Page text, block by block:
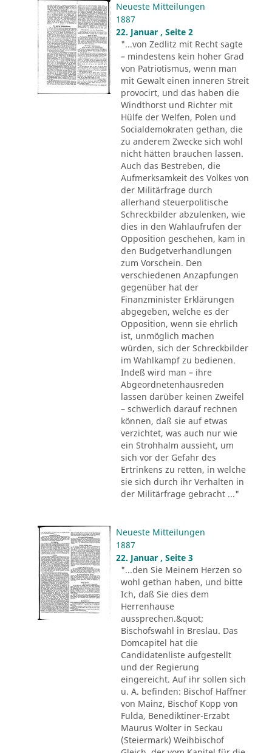
Neueste Mitteilungen
1887
22. Januar , Seite 2
"...von Zedlitz mit Recht sagte
– mindestens kein hoher Grad
von Patriotismus, wenn man
mit Gewalt einen inneren Streit
provocirt, und das haben die
Windthorst und Richter mit
Hülfe der Welfen, Polen und
Socialdemokraten gethan, die
zu anderem Zwecke sich wohl
nicht hätten brauchen lassen.
Auch das Bestreben, die
Aufmerksamkeit des Volkes von
der Militärfrage durch
allerhand steuerpolitische
Schreckbilder abzulenken, wie
dies in den Wahlaufrufen der
Opposition geschehen, kam in
den Budgetverhandlungen
zum Vorschein. Den
verschiedenen Anzapfungen
gegenüber hat der
Finanzminister Erklärungen
abgegeben, welche es der
Opposition, wenn sie ehrlich
ist, unmöglich machen
würden, sich der Schreckbilder
im Wahlkampf zu bedienen.
Indeß wird man – ihre
Abgeordnetenhausreden
lassen darüber keinen Zweifel
– schwerlich darauf rechnen
können, daß sie auf etwas
verzichtet, was auch nur wie
ein Strohhalm aussieht, um
sich vor der Gefahr des
Ertrinkens zu retten, in welche
sie sich durch ihr Verhalten in
der Militärfrage gebracht ..."
Neueste Mitteilungen
1887
22. Januar , Seite 3
"...den Sie Meinem Herzen so
wohl gethan haben, und bitte
Ich, daß Sie dies dem
Herrenhause
aussprechen.&quot;
Bischofswahl in Breslau. Das
Domcapitel hat die
Candidatenliste aufgestellt
und der Regierung
eingereicht. Auf ihr sollen sich
u. A. befinden: Bischof Haffner
von Mainz, Bischof Kopp von
Fulda, Benediktiner-Erzabt
Maurus Wolter in Seckau
(Steiermark) Weihbischof